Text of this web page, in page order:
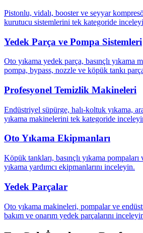
Pistonlu, vidalı, booster ve seyyar
kurutucu sistemlerini tek kategoride
Yedek Parça ve Pompa Sistemleri
Oto yıkama yedek parça, basınçlı yıkama
pompa, bypass, nozzle ve köpük tankı
Profesyonel Temizlik Makineleri
Endüstriyel süpürge, halı-koltuk yıkama,
yıkama makinelerini tek kategoride
Oto Yıkama Ekipmanları
Köpük tankları, basınçlı yıkama
yıkama yardımcı ekipmanlarını inceleyin.
Yedek Parçalar
Oto yıkama makineleri, pompalar ve
bakım ve onarım yedek parçalarını